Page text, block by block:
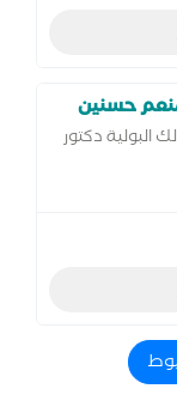
حسنين
البولية دكتور
عبر
الاستسقاء -